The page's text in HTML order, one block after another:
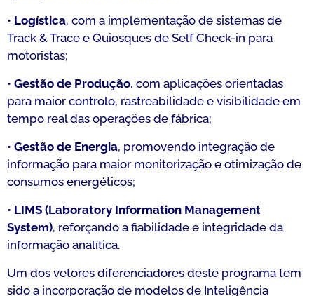
• Logística, com a implementação de sistemas de
Track & Trace e Quiosques de Self Check-in para
motoristas;
• Gestão de Produção, com aplicações orientadas
para maior controlo, rastreabilidade e visibilidade em
tempo real das operações de fábrica;
• Gestão de Energia, promovendo integração de
informação para maior monitorização e otimização de
consumos energéticos;
• LIMS (Laboratory Information Management
System), reforçando a fiabilidade e integridade da
informação analítica.
Um dos vetores diferenciadores deste programa tem
sido a incorporação de modelos de Inteligência